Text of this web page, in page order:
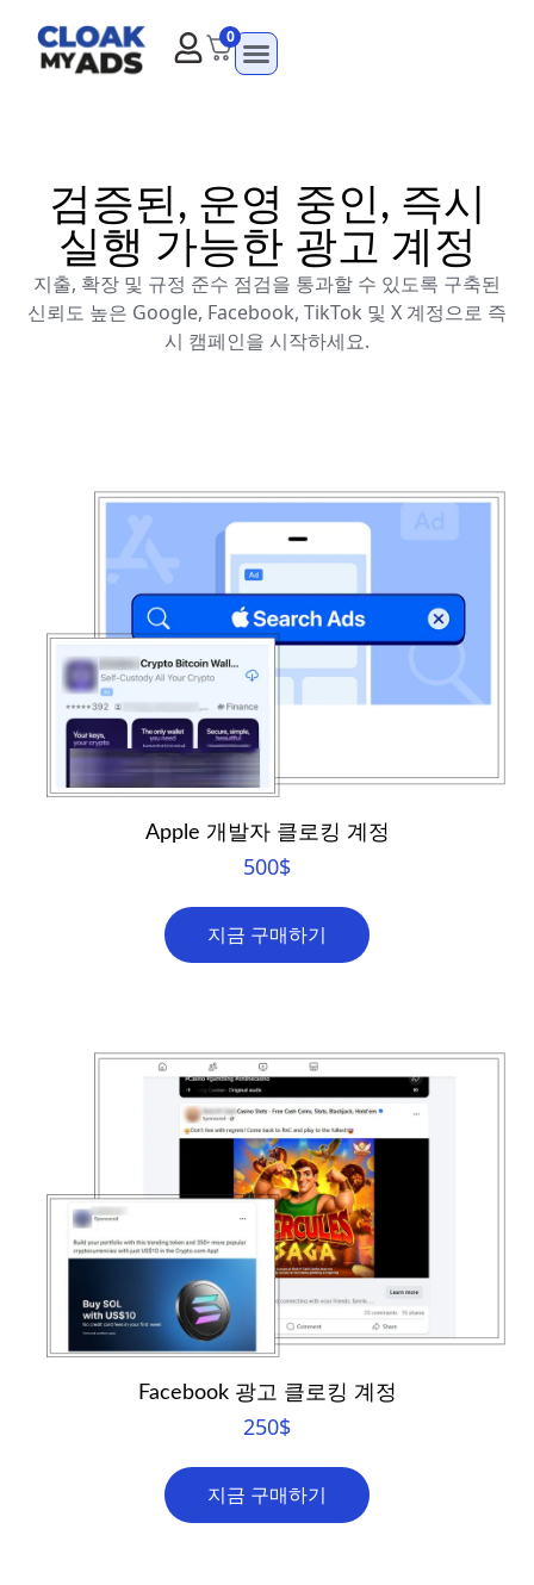
0
검증된, 운영 중인, 즉시
실행 가능한 광고 계정
지출, 확장 및 규정 준수 점검을 통과할 수 있도록 구축된
신뢰도 높은 Google, Facebook, TikTok 및 X 계정으로 즉
시 캠페인을 시작하세요.
Apple 개발자 클로킹 계정
500$
지금 구매하기
Facebook 광고 클로킹 계정
250$
지금 구매하기